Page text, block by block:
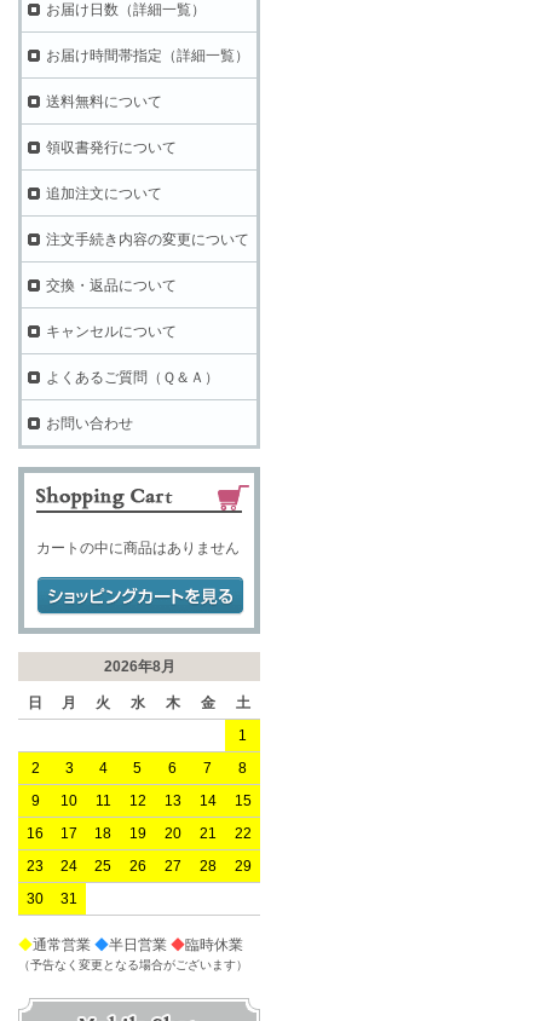
お届け日数（詳細一覧）
お届け時間帯指定（詳細一覧）
送料無料について
領収書発行について
追加注文について
注文手続き内容の変更について
交換・返品について
キャンセルについて
よくあるご質問（Ｑ＆Ａ）
お問い合わせ
カートの中に商品はありません
2026年8月
日 月 火 水 木 金
土
1
2
3 4 5 6 7
8
9
10 11 12 13 14
15
16
17 18 19 20 21
22
23
24 25 26 27 28
29
30
31
◆通常営業 ◆半日営業 ◆臨時休業
（予告なく変更となる場合がございます）